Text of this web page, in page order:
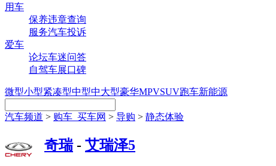
用车
保养违章查询
服务汽车投诉
爱车
论坛车迷问答
自驾车展口碑
微型小型紧凑型中型中大型豪华MPVSUV跑车新能源
汽车频道 > 购车_买车网 > 导购 > 静态体验
奇瑞- 艾瑞泽5